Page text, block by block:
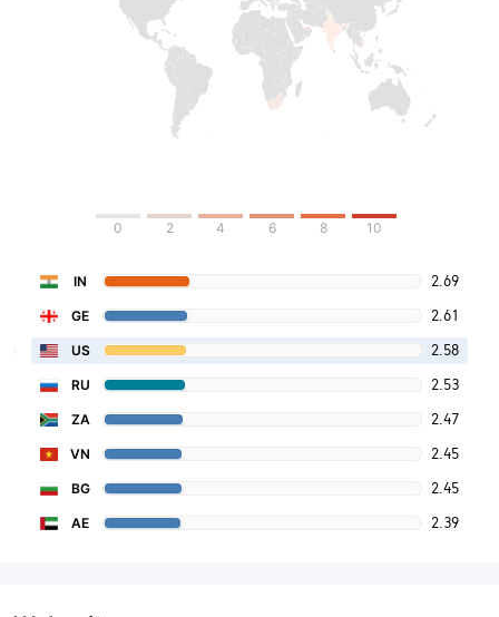
0 2 4 6 8 10
IN 2.69
GE 2.61
US 2.58
RU 2.53
ZA 2.47
VN 2.45
BG 2.45
AE 2.39